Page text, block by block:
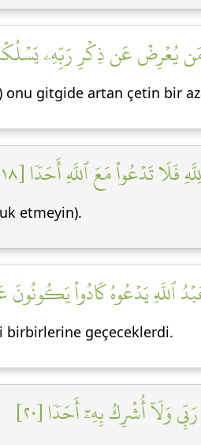
يُعۡرِضۡ عَن ذِكۡرِ رَبِّهِۦ يَسۡلُكۡهُ
gitgide artan çetin bir
فَلَا تَدۡعُواْ مَعَ ٱللَّهِ أَحَدٗا [١٨]
etmeyin).
ٱللَّهِ يَدۡعُوهُ كَادُواْ يَكُونُونَ
birbirlerine geçeceklerdi.
وَلَآ أُشۡرِكُ بِهِۦٓ أَحَدٗا [٢٠]